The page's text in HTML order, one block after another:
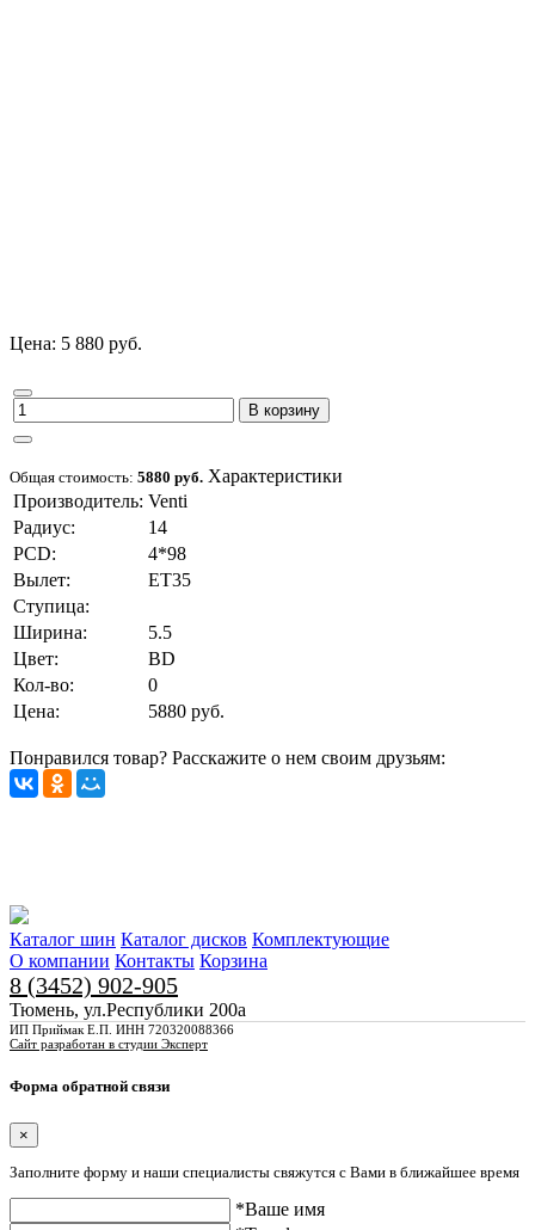
Цена: 5 880 руб.
В корзину
Общая стоимость: 5880 руб. Характеристики
Производитель: Venti
Радиус:
14
PCD:
4*98
Вылет:
ET35
Ступица:
Ширина:
5.5
Цвет:
BD
Кол-во:
0
Цена:
5880 руб.
Понравился товар? Расскажите о нем своим друзьям:
Каталог шин Каталог дисков Комплектующие
О компании Контакты Корзина
8 (3452) 902-905
Тюмень, ул.Республики 200а
ИП Приймак Е.П. ИНН 720320088366
Сайт разработан в студии Эксперт
Форма обратной связи
×
Заполните форму и наши специалисты свяжутся с Вами в ближайшее время
*Ваше имя